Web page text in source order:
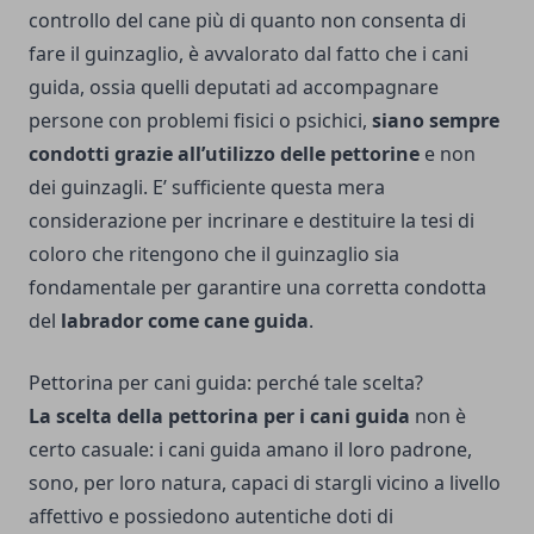
controllo del cane più di quanto non consenta di
fare il guinzaglio, è avvalorato dal fatto che i cani
guida, ossia quelli deputati ad accompagnare
persone con problemi fisici o psichici, siano sempre
condotti grazie all’utilizzo delle pettorine e non
dei guinzagli. E’ sufficiente questa mera
considerazione per incrinare e destituire la tesi di
coloro che ritengono che il guinzaglio sia
fondamentale per garantire una corretta condotta
del labrador come cane guida.
Pettorina per cani guida: perché tale scelta?
La scelta della pettorina per i cani guida non è
certo casuale: i cani guida amano il loro padrone,
sono, per loro natura, capaci di stargli vicino a livello
affettivo e possiedono autentiche doti di